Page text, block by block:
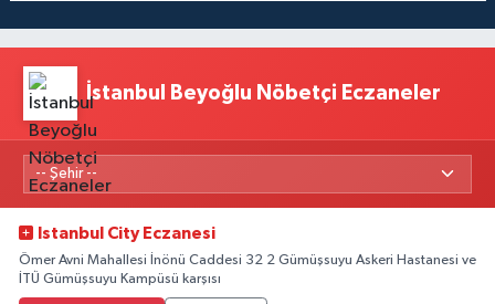
İstanbul Beyoğlu Nöbetçi Eczaneler
Istanbul City Eczanesi
Ömer Avni Mahallesi İnönü Caddesi 32 2 Gümüşsuyu Askeri Hastanesi ve
İTÜ Gümüşsuyu Kampüsü karşısı